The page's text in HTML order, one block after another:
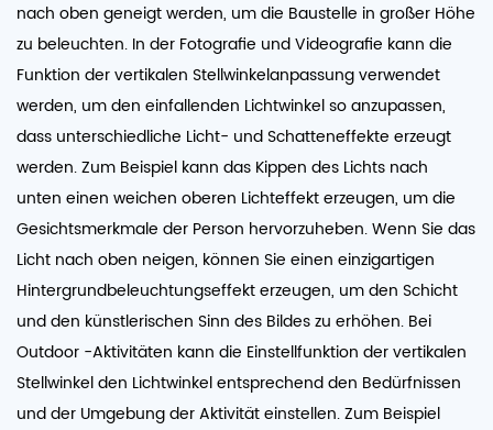
nach oben geneigt werden, um die Baustelle in großer Höhe
zu beleuchten. In der Fotografie und Videografie kann die
Funktion der vertikalen Stellwinkelanpassung verwendet
werden, um den einfallenden Lichtwinkel so anzupassen,
dass unterschiedliche Licht- und Schatteneffekte erzeugt
werden. Zum Beispiel kann das Kippen des Lichts nach
unten einen weichen oberen Lichteffekt erzeugen, um die
Gesichtsmerkmale der Person hervorzuheben. Wenn Sie das
Licht nach oben neigen, können Sie einen einzigartigen
Hintergrundbeleuchtungseffekt erzeugen, um den Schicht
und den künstlerischen Sinn des Bildes zu erhöhen. Bei
Outdoor -Aktivitäten kann die Einstellfunktion der vertikalen
Stellwinkel den Lichtwinkel entsprechend den Bedürfnissen
und der Umgebung der Aktivität einstellen. Zum Beispiel